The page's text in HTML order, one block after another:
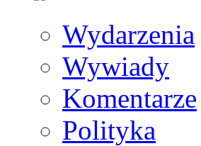
Wydarzenia
Wywiady
Komentarze
Polityka